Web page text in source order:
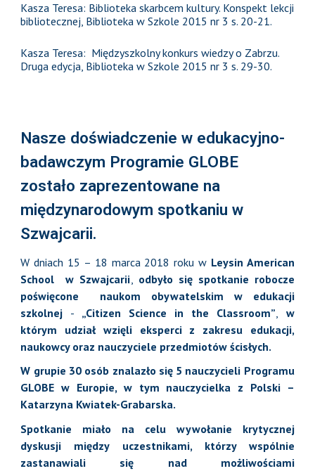
Kasza Teresa: Biblioteka skarbcem kultury. Konspekt lekcji
bibliotecznej, Biblioteka w Szkole 2015 nr 3 s. 20-21.
Kasza Teresa: Międzyszkolny konkurs wiedzy o Zabrzu.
Druga edycja, Biblioteka w Szkole 2015 nr 3 s. 29-30.
Nasze doświadczenie w edukacyjno-
badawczym Programie GLOBE
zostało zaprezentowane na
międzynarodowym spotkaniu w
Szwajcarii.
W dniach 15 – 18 marca 2018 roku w Leysin American
School w Szwajcarii
odbyło się spotkanie robocze
poświęcone naukom obywatelskim w edukacji
szkolnej - „Citizen Science in the Classroom”
w
którym udział wzięli eksperci z zakresu edukacji,
naukowcy oraz nauczyciele przedmiotów ścisłych.
W grupie 30 osób znalazło się 5 nauczycieli Programu
GLOBE w Europie, w tym nauczycielka z Polski –
Katarzyna Kwiatek-Grabarska.
Spotkanie miało na celu wywołanie krytycznej
dyskusji między uczestnikami, którzy wspólnie
zastanawiali się nad możliwościami